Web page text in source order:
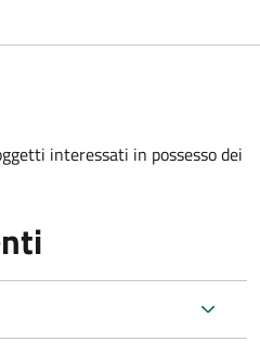
interessati in possesso dei